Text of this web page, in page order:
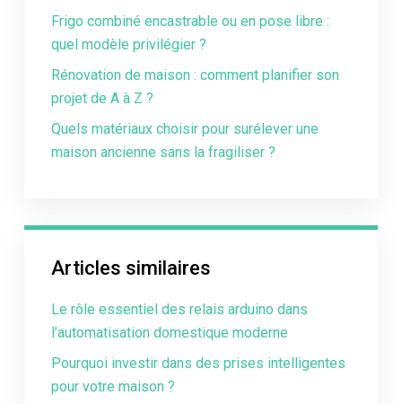
Frigo combiné encastrable ou en pose libre :
quel modèle privilégier ?
Rénovation de maison : comment planifier son
projet de A à Z ?
Quels matériaux choisir pour surélever une
maison ancienne sans la fragiliser ?
Articles similaires
Le rôle essentiel des relais arduino dans
l’automatisation domestique moderne
Pourquoi investir dans des prises intelligentes
pour votre maison ?